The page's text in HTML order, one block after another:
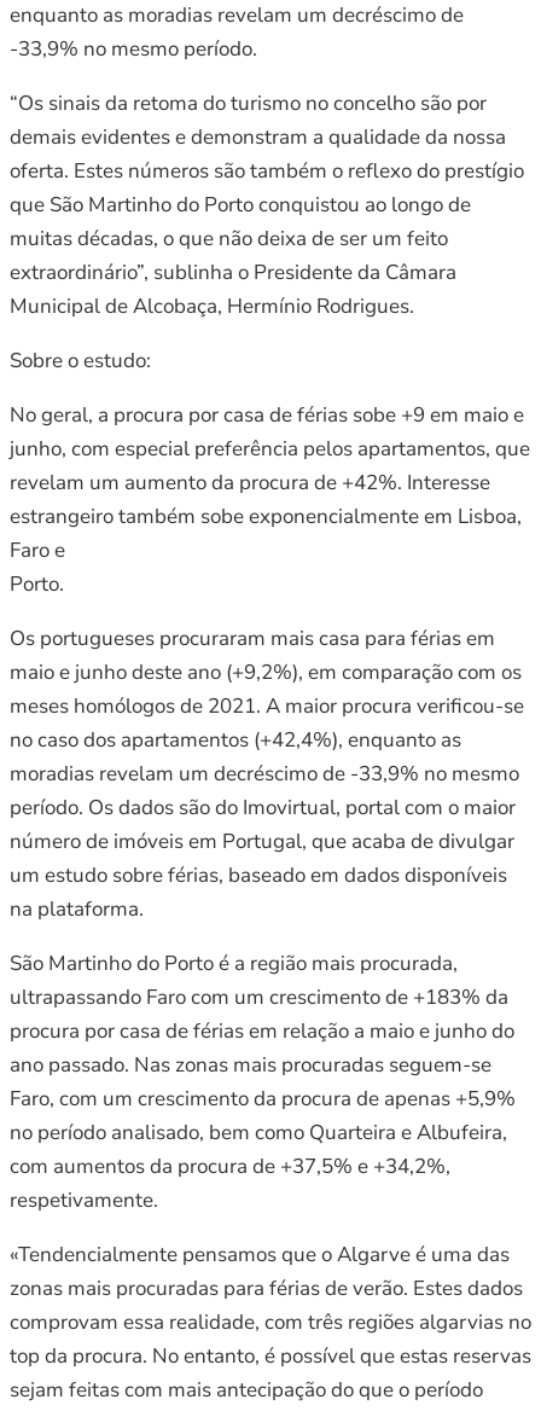
enquanto as moradias revelam um decréscimo de
-33,9% no mesmo período.
“Os sinais da retoma do turismo no concelho são por
demais evidentes e demonstram a qualidade da nossa
oferta. Estes números são também o reflexo do prestígio
que São Martinho do Porto conquistou ao longo de
muitas décadas, o que não deixa de ser um feito
extraordinário”, sublinha o Presidente da Câmara
Municipal de Alcobaça, Hermínio Rodrigues.
Sobre o estudo:
No geral, a procura por casa de férias sobe +9 em maio e
junho, com especial preferência pelos apartamentos, que
revelam um aumento da procura de +42%. Interesse
estrangeiro também sobe exponencialmente em Lisboa,
Faro e
Os portugueses procuraram mais casa para férias em
maio e junho deste ano (+9,2%), em comparação com os
meses homólogos de 2021. A maior procura verificou-se
no caso dos apartamentos (+42,4%), enquanto as
moradias revelam um decréscimo de -33,9% no mesmo
período. Os dados são do Imovirtual, portal com o maior
número de imóveis em Portugal, que acaba de divulgar
um estudo sobre férias, baseado em dados disponíveis
na plataforma.
São Martinho do Porto é a região mais procurada,
ultrapassando Faro com um crescimento de +183% da
procura por casa de férias em relação a maio e junho do
ano passado. Nas zonas mais procuradas seguem-se
Faro, com um crescimento da procura de apenas +5,9%
no período analisado, bem como Quarteira e Albufeira,
com aumentos da procura de +37,5% e +34,2%,
respetivamente.
«Tendencialmente pensamos que o Algarve é uma das
zonas mais procuradas para férias de verão. Estes dados
comprovam essa realidade, com três regiões algarvias no
top da procura. No entanto, é possível que estas reservas
sejam feitas com mais antecipação do que o período